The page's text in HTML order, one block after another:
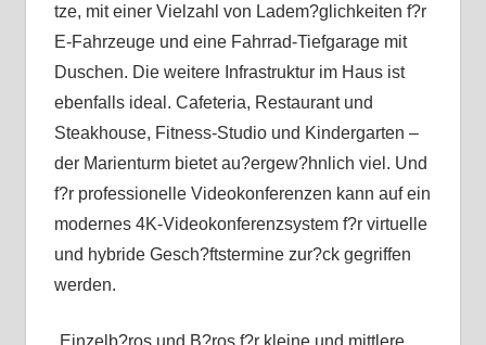
tze, mit einer Vielzahl von Ladem?glichkeiten f?r
E-Fahrzeuge und eine Fahrrad-Tiefgarage mit
Duschen. Die weitere Infrastruktur im Haus ist
ebenfalls ideal. Cafeteria, Restaurant und
Steakhouse, Fitness-Studio und Kindergarten –
der Marienturm bietet au?ergew?hnlich viel. Und
f?r professionelle Videokonferenzen kann auf ein
modernes 4K-Videokonferenzsystem f?r virtuelle
und hybride Gesch?ftstermine zur?ck gegriffen
werden.
„Einzelb?ros und B?ros f?r kleine und mittlere